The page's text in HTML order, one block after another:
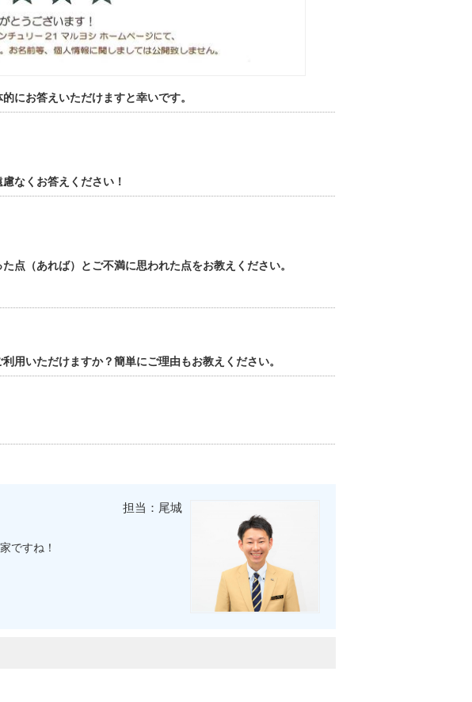
にお答えいただけますと幸いです。
なくお答えください！
点（あれば）とご不満に思われた点をお教えください。
用いただけますか？簡単にご理由もお教えください。
ですね！
担当：尾城